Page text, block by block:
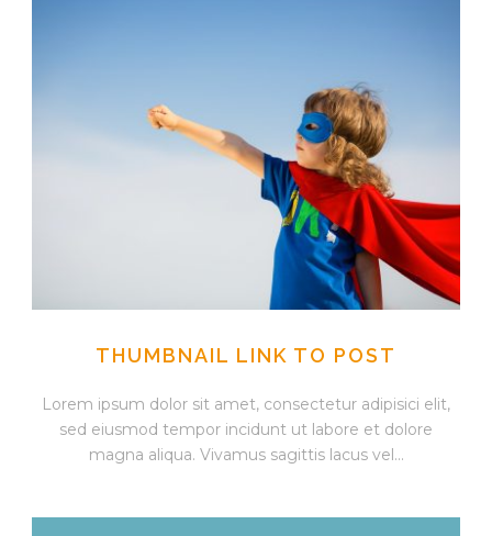
THUMBNAIL LINK TO POST
Lorem ipsum dolor sit amet, consectetur adipisici elit,
sed eiusmod tempor incidunt ut labore et dolore
magna aliqua. Vivamus sagittis lacus vel...